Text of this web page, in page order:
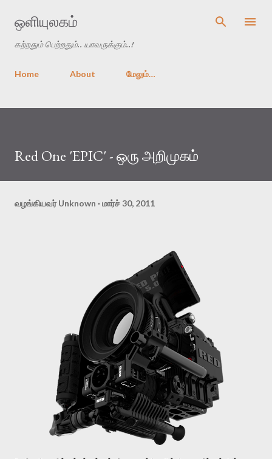
ஒளியுலகம்
கற்றதும் பெற்றதும்.. யாவருக்கும்..!
Home About மேலும்…
Red One 'EPIC' - ஒரு அறிமுகம்
வழங்கியவர்Unknown மார்ச் 30, 2011